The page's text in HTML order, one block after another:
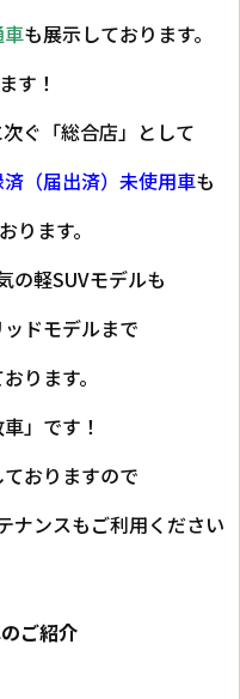
も展示しております。
す！
ぐ「総合店」として
（届出済）未使用車も
ります。
の軽SUVモデルも
ドモデルまで
ります。
」です！
おりますので
ナンスもご利用ください
ご紹介